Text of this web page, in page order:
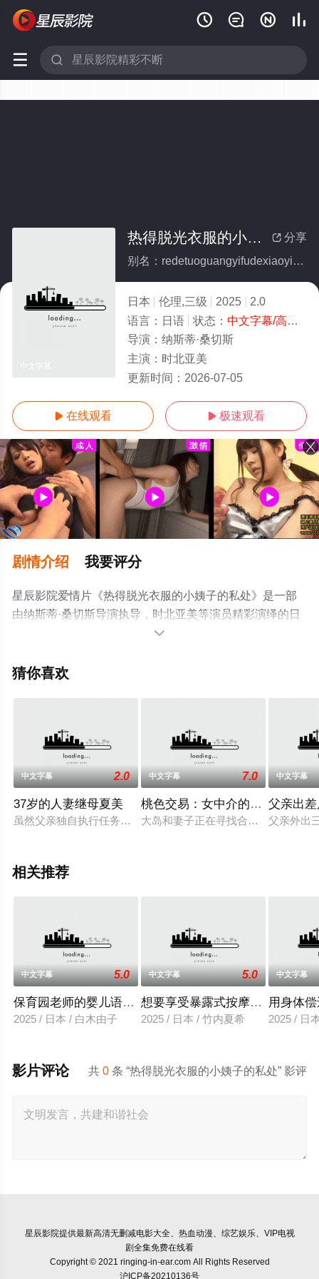
   
 
 分享
热得脱光衣服的小姨子的私处
别名：redetuoguangyifudexiaoyizidesichu
日本 伦理,三级 2025
2.0
语言： 日语 状态： 中文字幕/高清
导演： 纳斯蒂·桑切斯
主演： 时北亚美
更新时间： 2026-07-05
 在线观看  极速观看
剧情介绍 我要评分
星辰影院爱情片《热得脱光衣服的小姨子的私处》是一部
由纳斯蒂·桑切斯导演执导，时北亚美等演员精彩演绎的日
本电影，手机免费观看高清未删减完整版电影大全就上星
情网等平台了解。

猜你喜欢
中文字幕 2.0
37岁的人妻继母夏美
虽然父亲独自执行任务，连节假日也不回家，继母开始想念他
中文字幕 7.0
桃色交易：女中介的成交手段
大岛和妻子正在寻找合适的房产，准
中文字幕
父亲出
父亲外出
相关推荐
中文字幕 5.0
保育园老师的婴儿语让人超兴奋
2025 / 日本 / 白木由子
中文字幕 5.0
想要享受暴露式按摩的已婚女子
2025 / 日本 / 竹内夏希
中文字幕
用身体
2025 / 日
共0 条 “热得脱光衣服的小姨子的私处” 影评
影片评论
星辰影院提供最新高清无删减电影大全、热血动漫、综艺娱乐、VIP电视
剧全集免费在线看
Copyright © 2021 ringing-in-ear.com All Rights Reserved
沪ICP备20210136号